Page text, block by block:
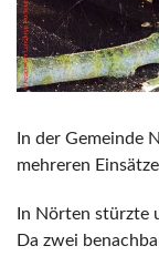
In der Gemeinde
mehreren
In Nörten stürzte
Da zwei